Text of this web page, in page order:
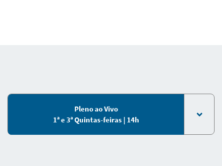
Pleno ao Vivo
1ª e 3ª Quintas-feiras | 14h